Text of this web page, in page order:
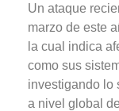
Un ataque
marzo de este
la cual indica
como sus
investigando lo
a nivel global